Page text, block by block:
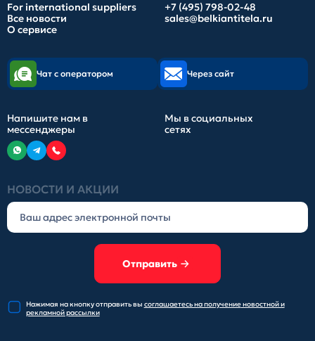
For international suppliers
Все новости
О сервисе
+7 (495) 798-02-48
sales@belkiantitela.ru
НОВОСТИ И АКЦИИ
Отправить
Нажимая на кнопку отправитьвы соглашаетесь на получениеновостной и
рекламной рассылки
Чат с оператором Через сайт
Напишите нам в
мессенджеры
Мы в социальных
сетях